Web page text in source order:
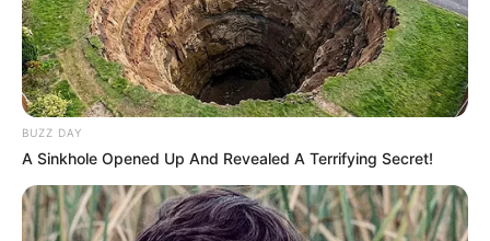
BUZZ DAY
A Sinkhole Opened Up And Revealed A Terrifying Secret!